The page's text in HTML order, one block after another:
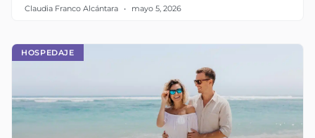
Claudia Franco Alcántara mayo 5, 2026
HOSPEDAJE